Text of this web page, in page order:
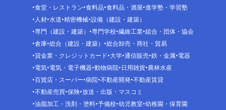
食堂・レストラン 食料品 食料品・酒屋 進学塾・学習塾
人材 水道 精密機械 設備（建設・建築）
専門（建設・建築）
専門学校 繊維工業 組合・団体・協会
倉庫 総合（建設・建築）
総合卸売・商社・貿易
貸金業・クレジットカード 大学 通信販売 鉄・金属 電器
電気 電気・電子機器 動物病院 日用雑貨 農林水産
百貨店・スーパー 病院 不動産開発 不動産賃貸
不動産売買 保険 放送・出版・マスコミ
油脂加工・洗剤・塗料 予備校 幼児教室 幼稚園・保育園